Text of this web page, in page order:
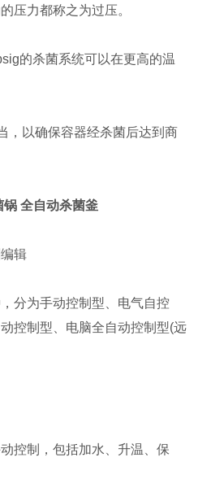
压力都称之为过压。
的杀菌系统可以在更高的温
以确保容器经杀菌后达到商
锅 全自动杀菌釜
辑
为手动控制型、电气自控
控制型、电脑全自动控制型(远
制，包括加水、升温、保